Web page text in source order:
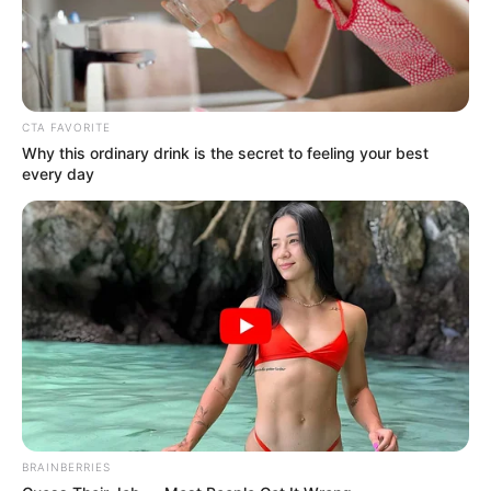
darunter die10 schönsten Städte
vorgestellt. Hierzu
gehören die
attraktivsten Kurstädte , die
romantischsten
Städteund die schönsten Kleinstädte.
Weitere kostenlose Reiseführer aus der ganzen
Welt:
Reiseführer aus verschiedenen Teilen der Welt als
PDF-Datei zum kostenlosten runterladen bei www.a
meropa.de/service/reisefuehrer.
Weitere Reiseführer als App für Smartphones und
als PDF-Datei für alle Geräte zum kostenlosten
runterladen beiwww.nelles-verlag.de/reisefuehrer-k
ostenlos .
CTA FAVORITE
Why this ordinary drink is the secret to feeling your best
every day
BRAINBERRIES